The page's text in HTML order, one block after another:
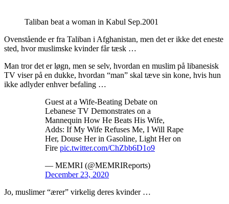
Taliban beat a woman in Kabul Sep.2001
Ovenstående er fra Taliban i Afghanistan, men det er ikke det eneste
sted, hvor muslimske kvinder får tæsk …
Man tror det er løgn, men se selv, hvordan en muslim på libanesisk
TV viser på en dukke, hvordan “man” skal tæve sin kone, hvis hun
ikke adlyder enhver befaling …
Guest at a Wife-Beating Debate on
Lebanese TV Demonstrates on a
Mannequin How He Beats His Wife,
Adds: If My Wife Refuses Me, I Will Rape
Her, Douse Her in Gasoline, Light Her on
Fire pic.twitter.com/ChZbb6D1o9
— MEMRI (@MEMRIReports)
December 23, 2020
Jo, muslimer “ærer” virkelig deres kvinder …